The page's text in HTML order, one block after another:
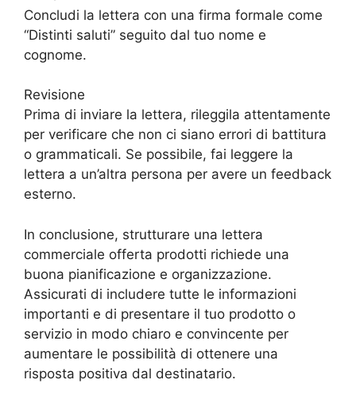
Concludi la lettera con una firma formale come
“Distinti saluti” seguito dal tuo nome e
cognome.
Revisione
Prima di inviare la lettera, rileggila attentamente
per verificare che non ci siano errori di battitura
o grammaticali. Se possibile, fai leggere la
lettera a un’altra persona per avere un feedback
esterno.
In conclusione, strutturare una lettera
commerciale offerta prodotti richiede una
buona pianificazione e organizzazione.
Assicurati di includere tutte le informazioni
importanti e di presentare il tuo prodotto o
servizio in modo chiaro e convincente per
aumentare le possibilità di ottenere una
risposta positiva dal destinatario.